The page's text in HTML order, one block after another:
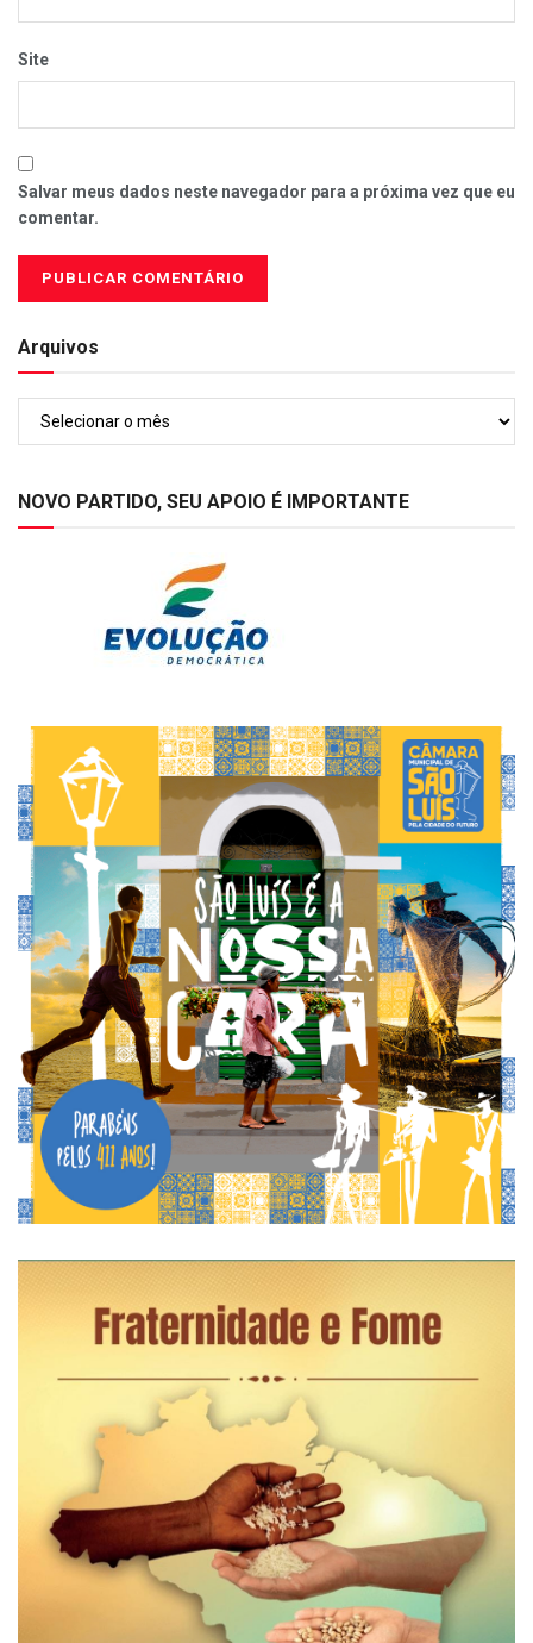
Site
Salvar meus dados neste navegador para a próxima vez que eu
comentar.
Arquivos
NOVO PARTIDO, SEU APOIO É IMPORTANTE